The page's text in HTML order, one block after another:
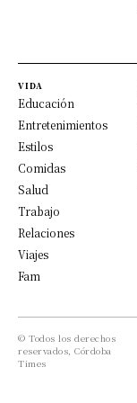
VIDA
Educación
Entretenimientos
Estilos
Comidas
Salud
Trabajo
Relaciones
Viajes
Fam
© Todos los derechos
reservados, Córdoba
Times